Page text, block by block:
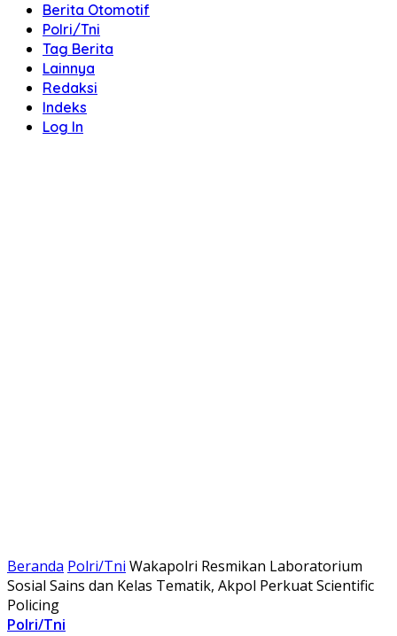
Berita Otomotif
Polri/Tni
Tag Berita
Lainnya
Redaksi
Indeks
Log In
Beranda Polri/Tni Wakapolri Resmikan Laboratorium
Sosial Sains dan Kelas Tematik, Akpol Perkuat Scientific
Policing
Polri/Tni